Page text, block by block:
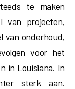
te maken
van projecten,
van onderhoud,
voor het
in Louisiana. In
sterk aan.